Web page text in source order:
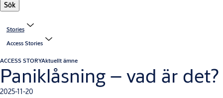
Sök
Stories
Access Stories
ACCESS STORYAktuellt ämne
Paniklåsning – vad är det?
2025-11-20